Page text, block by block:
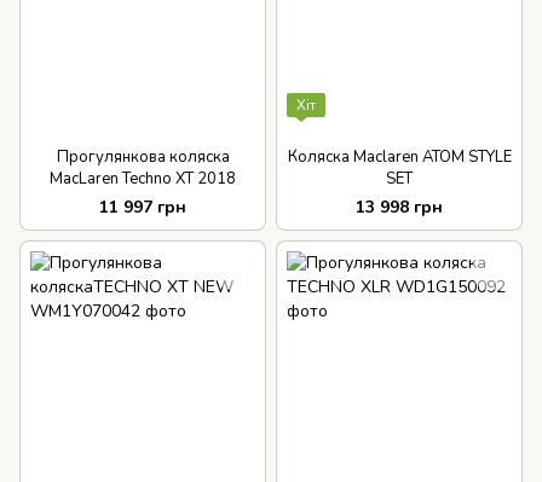
Прогулянкова коляска
MacLaren Techno XT 2018
11 997 грн
Хіт
Коляска Maclaren ATOM STYLE
SET
13 998 грн